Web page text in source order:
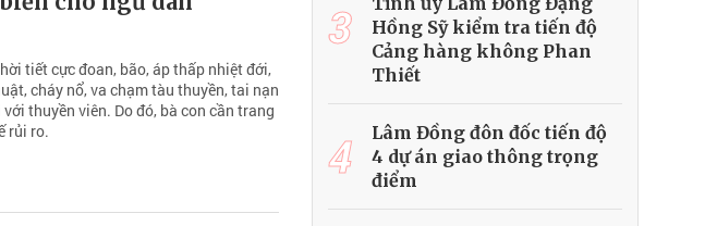
tiết cực đoan, bão, áp thấp nhiệt đới,
cháy nổ, va chạm tàu thuyền, tai nạn
thuyền viên. Do đó, bà con cần trang
rủi ro.
3
Hồng Sỹ kiểm tra tiến độ
Cảng hàng không Phan
Thiết
4
Lâm Đồng đôn đốc tiến độ
4 dự án giao thông trọng
điểm